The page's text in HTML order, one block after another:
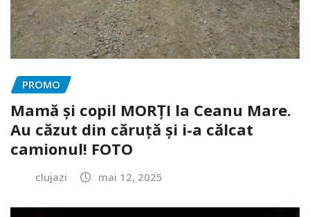
PROMO
Mamă și copil MORȚI la Ceanu Mare.
Au căzut din căruță și i-a călcat
camionul! FOTO
clujazi mai 12, 2025